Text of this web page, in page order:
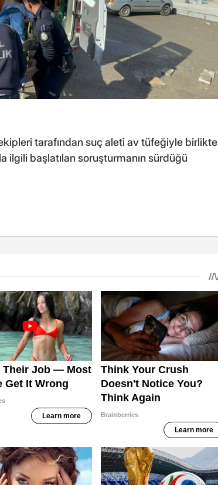
tarafından suç aleti av tüfeğiyle birlikte
ilgili başlatılan soruşturmanın sürdüğü